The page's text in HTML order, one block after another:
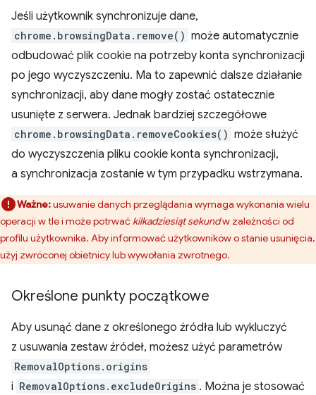
Jeśli użytkownik synchronizuje dane,
chrome.browsingData.remove() może automatycznie
odbudować plik cookie na potrzeby konta synchronizacji
po jego wyczyszczeniu. Ma to zapewnić dalsze działanie
synchronizacji, aby dane mogły zostać ostatecznie
usunięte z serwera. Jednak bardziej szczegółowe
chrome.browsingData.removeCookies() może służyć
do wyczyszczenia pliku cookie konta synchronizacji,
a synchronizacja zostanie w tym przypadku wstrzymana.
Ważne:usuwanie danych przeglądania wymaga wykonania wielu
operacji w tle i może potrwać kilkadziesiąt sekundw zależności od
profilu użytkownika. Aby informować użytkowników o stanie usunięcia,
użyj zwróconej obietnicy lub wywołania zwrotnego.
Określone punkty początkowe
Aby usunąć dane z określonego źródła lub wykluczyć
z usuwania zestaw źródeł, możesz użyć parametrów
RemovalOptions.origins
i RemovalOptions.excludeOrigins . Można je stosować